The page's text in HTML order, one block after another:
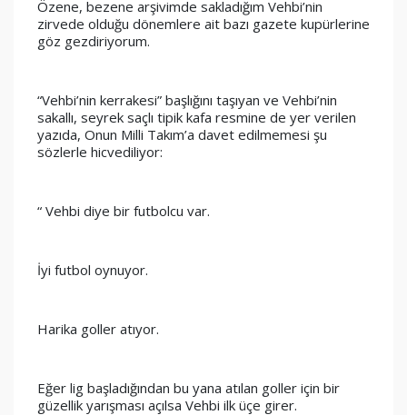
Özene, bezene arşivimde sakladığım Vehbi’nin
zirvede olduğu dönemlere ait bazı gazete kupürlerine
göz gezdiriyorum.
“Vehbi’nin kerrakesi” başlığını taşıyan ve Vehbi’nin
sakallı, seyrek saçlı tipik kafa resmine de yer verilen
yazıda, Onun Milli Takım’a davet edilmemesi şu
sözlerle hicvediliyor:
“ Vehbi diye bir futbolcu var.
İyi futbol oynuyor.
Harika goller atıyor.
Eğer lig başladığından bu yana atılan goller için bir
güzellik yarışması açılsa Vehbi ilk üçe girer.